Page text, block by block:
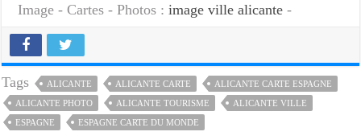
Image - Cartes - Photos :image ville alicante -
Tags ALICANTE ALICANTE CARTE
ALICANTE CARTE ESPAGNE
ALICANTE PHOTO
ALICANTE TOURISME
ALICANTE VILLE
ESPAGNE
ESPAGNE CARTE DU MONDE